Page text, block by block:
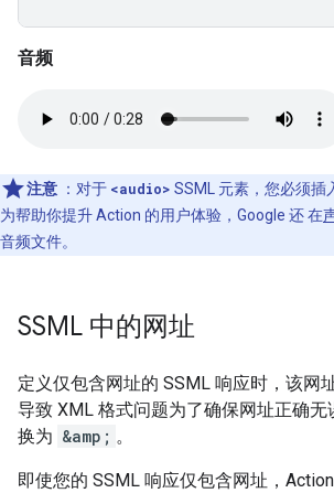
音频
注意 ：对于 <audio> SSML 元素，您必须插
为帮助你提升 Action 的用户体验，Google 还 在
音频文件。
SSML 中的网址
定义仅包含网址的 SSML 响应时，该网
导致 XML 格式问题为了确保网址正确无
换为 &amp; 。
即使您的 SSML 响应仅包含网址，